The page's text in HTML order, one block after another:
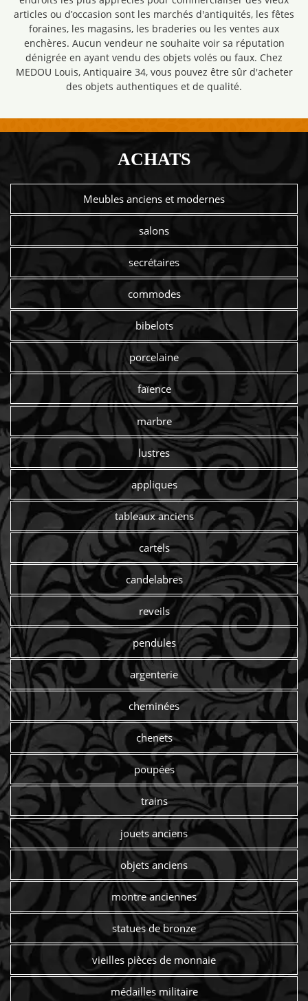
articles ou d’occasion sont les marchés d'antiquités, les fêtes
foraines, les magasins, les braderies ou les ventes aux
enchères. Aucun vendeur ne souhaite voir sa réputation
dénigrée en ayant vendu des objets volés ou faux. Chez
MEDOU Louis, Antiquaire 34, vous pouvez être sûr d'acheter
des objets authentiques et de qualité.
ACHATS
Meubles anciens et modernes
salons
secrétaires
commodes
bibelots
porcelaine
faïence
marbre
lustres
appliques
tableaux anciens
cartels
candelabres
reveils
pendules
argenterie
cheminées
chenets
poupées
trains
jouets anciens
objets anciens
montre anciennes
statues de bronze
vieilles pièces de monnaie
médailles militaire